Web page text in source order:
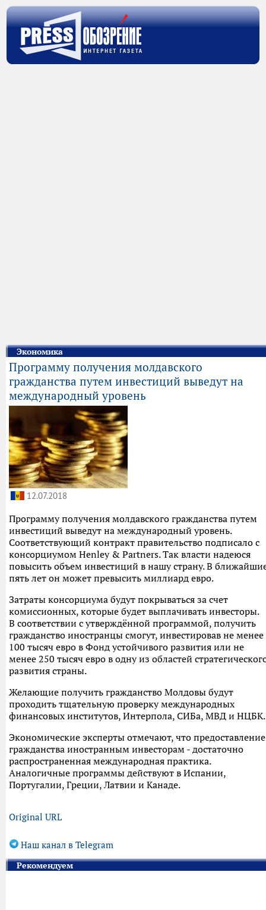
Экономика
Программу получения молдавского
гражданства путем инвестиций выведут на
международный уровень
12.07.2018
Программу получения молдавского гражданства путем
инвестиций выведут на международный уровень.
Соответствующий контракт правительство подписало с
консорциумом Henley & Partners. Так власти надеюся
повысить объем инвестиций в нашу страну. В
пять лет он может превысить миллиард евро.
Затраты консорциума будут покрываться за счет
комиссионных, которые будет выплачивать инвесторы.
В соответствии с утверждённой программой, получить
гражданство иностранцы смогут, инвестировав не менее
100 тысяч евро в Фонд устойчивого развития или не
менее 250 тысяч евро в одну из областей
развития страны.
Желающие получить гражданство Молдовы будут
проходить тщательную проверку международных
финансовых институтов, Интерпола, СИБа, МВД и
Экономические эксперты отмечают, что предоставление
гражданства иностранным инвесторам - достаточно
распространенная международная практика.
Аналогичные программы действуют в Испании,
Португалии, Греции, Латвии и Канаде.
Original URL
Наш канал в Telegram
Рекомендуем